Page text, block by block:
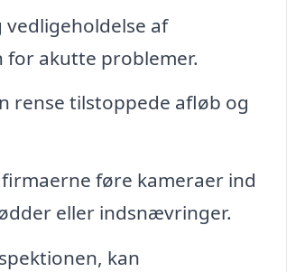
af
akutte problemer.
rense tilstoppede afløb og
føre kameraer ind
eller indsnævringer.
kan